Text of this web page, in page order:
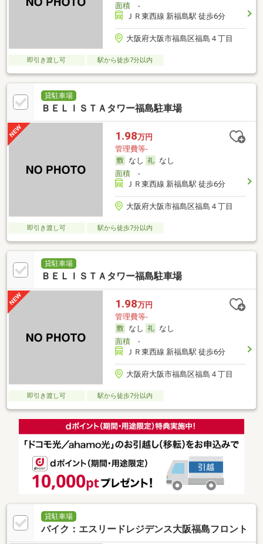
面積-
ＪＲ東西線 新福島駅 徒歩6分
大阪府大阪市福島区福島４丁目
即引き渡し可 駅から徒歩7分以内
貸駐車場
ＢＥＬＩＳＴＡタワー福島駐車場
1.98万円
管理費等-
なし
なし
面積-
ＪＲ東西線 新福島駅 徒歩6分
大阪府大阪市福島区福島４丁目
即引き渡し可 駅から徒歩7分以内
貸駐車場
ＢＥＬＩＳＴＡタワー福島駐車場
1.98万円
管理費等-
なし
なし
面積-
ＪＲ東西線 新福島駅 徒歩6分
大阪府大阪市福島区福島４丁目
即引き渡し可 駅から徒歩7分以内
貸駐車場
バイク：エスリードレジデンス大阪福島フロント